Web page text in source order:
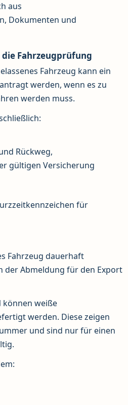
aus
Dokumenten und
Fahrzeugprüfung
Fahrzeug kann ein
werden, wenn es zu
werden muss.
Rückweg,
gültigen Versicherung
für
Fahrzeug dauerhaft
der Abmeldung für den Export
können weiße
werden. Diese zeigen
und sind nur für einen